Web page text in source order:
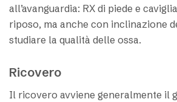
all’avanguardia: RX di piede e
riposo, ma anche con inclinazione
studiare la qualità delle ossa.
Ricovero
Il ricovero avviene generalmente il